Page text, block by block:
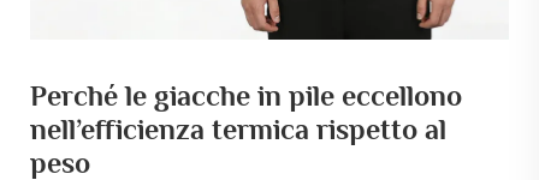
Perché le giacche in pile eccellono
nell’efficienza termica rispetto al
peso